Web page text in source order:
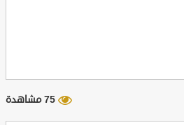
75 مشاهدة